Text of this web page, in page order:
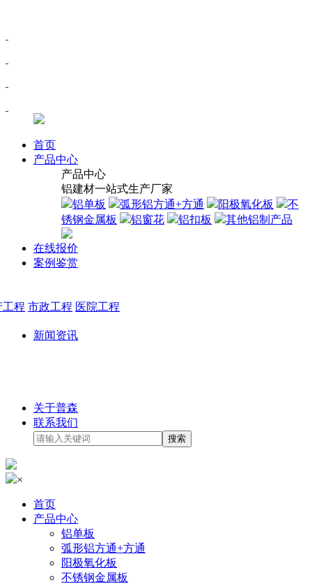
首页
产品中心
产品中心
铝建材一站式生产厂家
铝单板
弧形铝方通+方通 阳极氧化板
不
锈钢金属板
铝窗花 铝扣板 其他铝制产品
在线报价
案例鉴赏
工程 市政工程 医院工程
新闻资讯
关于普森
联系我们
×
首页
产品中心
铝单板
弧形铝方通+方通
阳极氧化板
不锈钢金属板